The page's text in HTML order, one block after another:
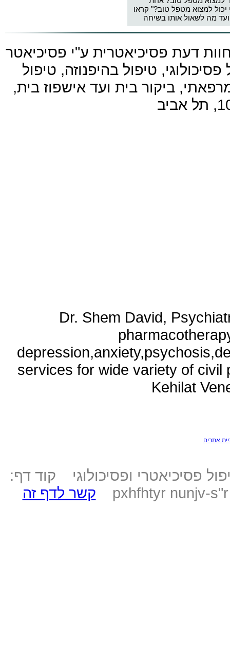
למצוא מטפל טוב?" קראו
מה לשאול אותו בשיחה
דעת פסיכיאטרית ע"י פסיכיאטר
טיפול בהיפנוזה, טיפול
ביקור בית ועד אישפוז בית,
Dr. Shem David,
services for wide variety of civil
Kehilat
אתרים
פסיכיאטרי ופסיכולוגי קוד דף:
pxhfhtyr nunjv-
קשר לדף זה